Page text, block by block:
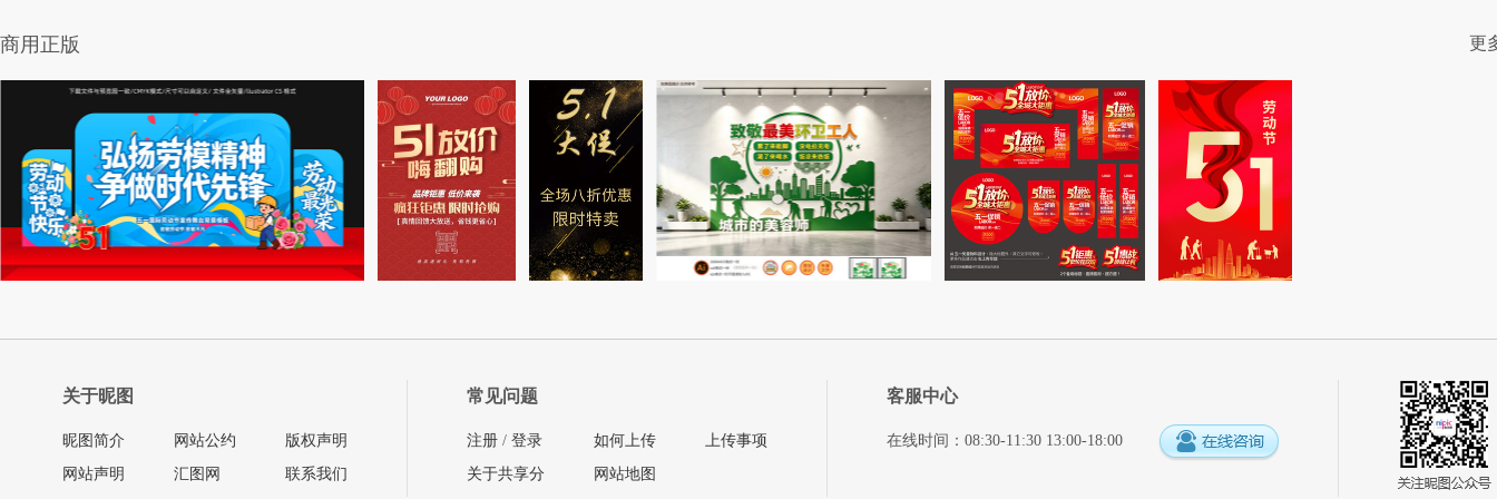
商用正版 更
关于昵图
昵图简介
网站声明
网站公约
汇图网
版权声明
联系我们
常见问题
注册 / 登录
关于共享分
如何上传
网站地图
上传事项
客服中心
在线时间：08:30-11:30 13:00-18:00